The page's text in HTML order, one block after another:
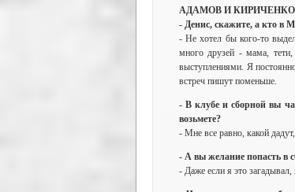
АДАМОВ И
- Денис, скажите, а кто в
- Не хотел бы кого-то
много друзей - мама,
выступлениями. Я
встреч пишут поменьше.
- В клубе и сборной вы
возьмете?
- Мне все равно, какой
- А вы желание попасть в
- Даже если я это загадывал,